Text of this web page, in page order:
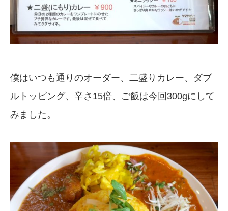
僕はいつも通りのオーダー、二盛りカレー、ダブ
ルトッピング、辛さ15倍、ご飯は今回300gにして
みました。